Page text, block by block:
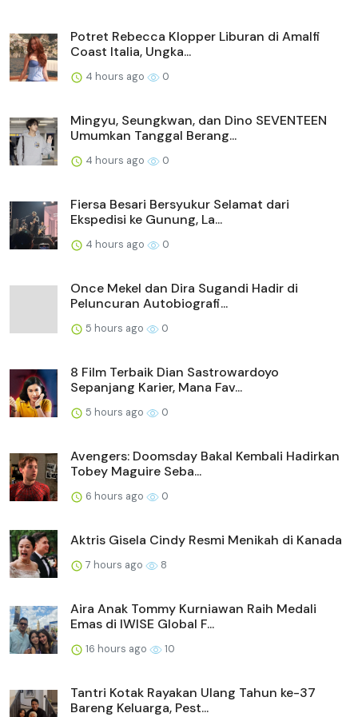
Potret Rebecca Klopper Liburan di Amalfi
Coast Italia, Ungka...
4 hours ago 0
Mingyu, Seungkwan, dan Dino SEVENTEEN
Umumkan Tanggal Berang...
4 hours ago 0
Fiersa Besari Bersyukur Selamat dari
Ekspedisi ke Gunung, La...
4 hours ago 0
Once Mekel dan Dira Sugandi Hadir di
Peluncuran Autobiografi...
5 hours ago 0
8 Film Terbaik Dian Sastrowardoyo
Sepanjang Karier, Mana Fav...
5 hours ago 0
Avengers: Doomsday Bakal Kembali Hadirkan
Tobey Maguire Seba...
6 hours ago 0
Aktris Gisela Cindy Resmi Menikah di Kanada
7 hours ago 8
Aira Anak Tommy Kurniawan Raih Medali
Emas di IWISE Global F...
16 hours ago 10
Tantri Kotak Rayakan Ulang Tahun ke-37
Bareng Keluarga, Pest...